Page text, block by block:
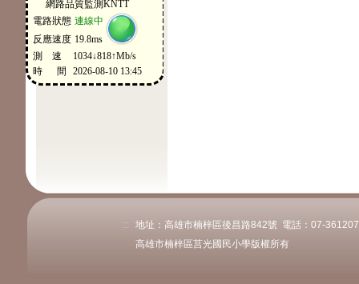
:::
地址：高雄市楠梓區後昌路842號 電話：07-
高雄市楠梓區莒光國民小學版權所有